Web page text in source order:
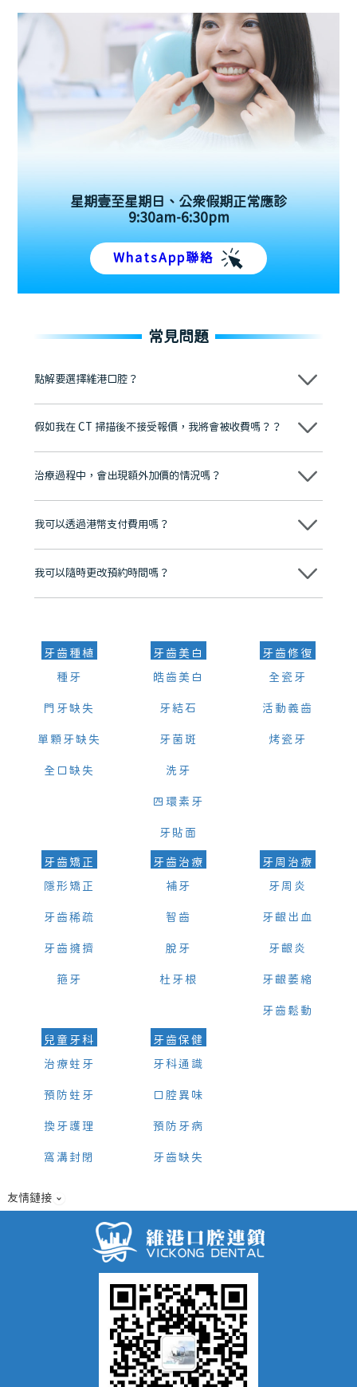
星期壹至星期日、公眾假期正常應診
9:30am-6:30pm
WhatsApp聯絡
常見問題
點解要選擇維港口腔？
維港口腔踐行「醫道濟世」的大學校訓，各分院匯聚來自香港、內地的
牌」、「2025香港企業領袖品牌」，是諾貝爾種植系統全球放心植牙中
至今已服務超過三十個國家和地區的顧客，受到粵港澳大灣區及周邊城
市市民極高的口碑評價及信任推薦 珠海、深圳設有八大分院，香港亦設
有咨詢及服務保障中心，有任何問題都可以隨時預約免費咨詢，讓人十
假如我在 CT 掃描後不接受報價，我將會被收費嗎？？
不會！只要未開始實際服務之前，你不會被收取任何費用。
治療過程中，會出現額外加價的情況嗎？
不會，治療前我們會詳細說明治療方案及對應的價錢，顧客同意並簽字
我可以透過港幣支付費用嗎？
可以。維港口腔會按照當日匯率轉算收取費用，而匯率會及時告知客人
我可以隨時更改預約時間嗎？
可以，請盡早通過wechat或whatsapp聯絡我們，告知我們你原本預約
牙齒種植
種牙
門牙缺失
單顆牙缺失
全口缺失
牙齒美白
皓齒美白
牙結石
牙菌斑
洗牙
四環素牙
牙貼面
牙齒修復
全瓷牙
活動義齒
烤瓷牙
牙齒矯正
隱形矯正
牙齒稀疏
牙齒擁擠
箍牙
牙齒治療
補牙
智齒
脫牙
杜牙根
牙周治療
牙周炎
牙齦出血
牙齦炎
牙齦萎縮
牙齒鬆動
兒童牙科
治療蛀牙
預防蛀牙
換牙護理
窩溝封閉
牙齒保健
牙科通識
口腔異味
預防牙病
牙齒缺失
友情鏈接